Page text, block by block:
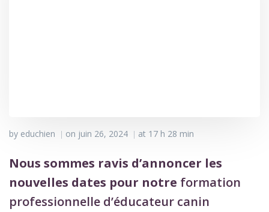
by educhien | on juin 26, 2024 | at 17 h 28 min
Nous sommes ravis d’annoncer les
nouvelles dates pour notre formation
professionnelle d’éducateur canin